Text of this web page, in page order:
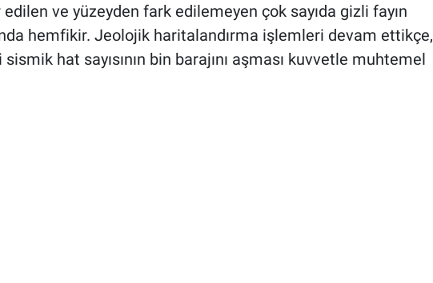
ve yüzeyden fark edilemeyen çok sayıda gizli fayın
hemfikir. Jeolojik haritalandırma işlemleri devam ettikçe,
hat sayısının bin barajını aşması kuvvetle muhtemel